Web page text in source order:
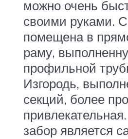
можно очень
своими руками.
помещена в
раму,
профильной
Изгородь,
секций, более
забор является